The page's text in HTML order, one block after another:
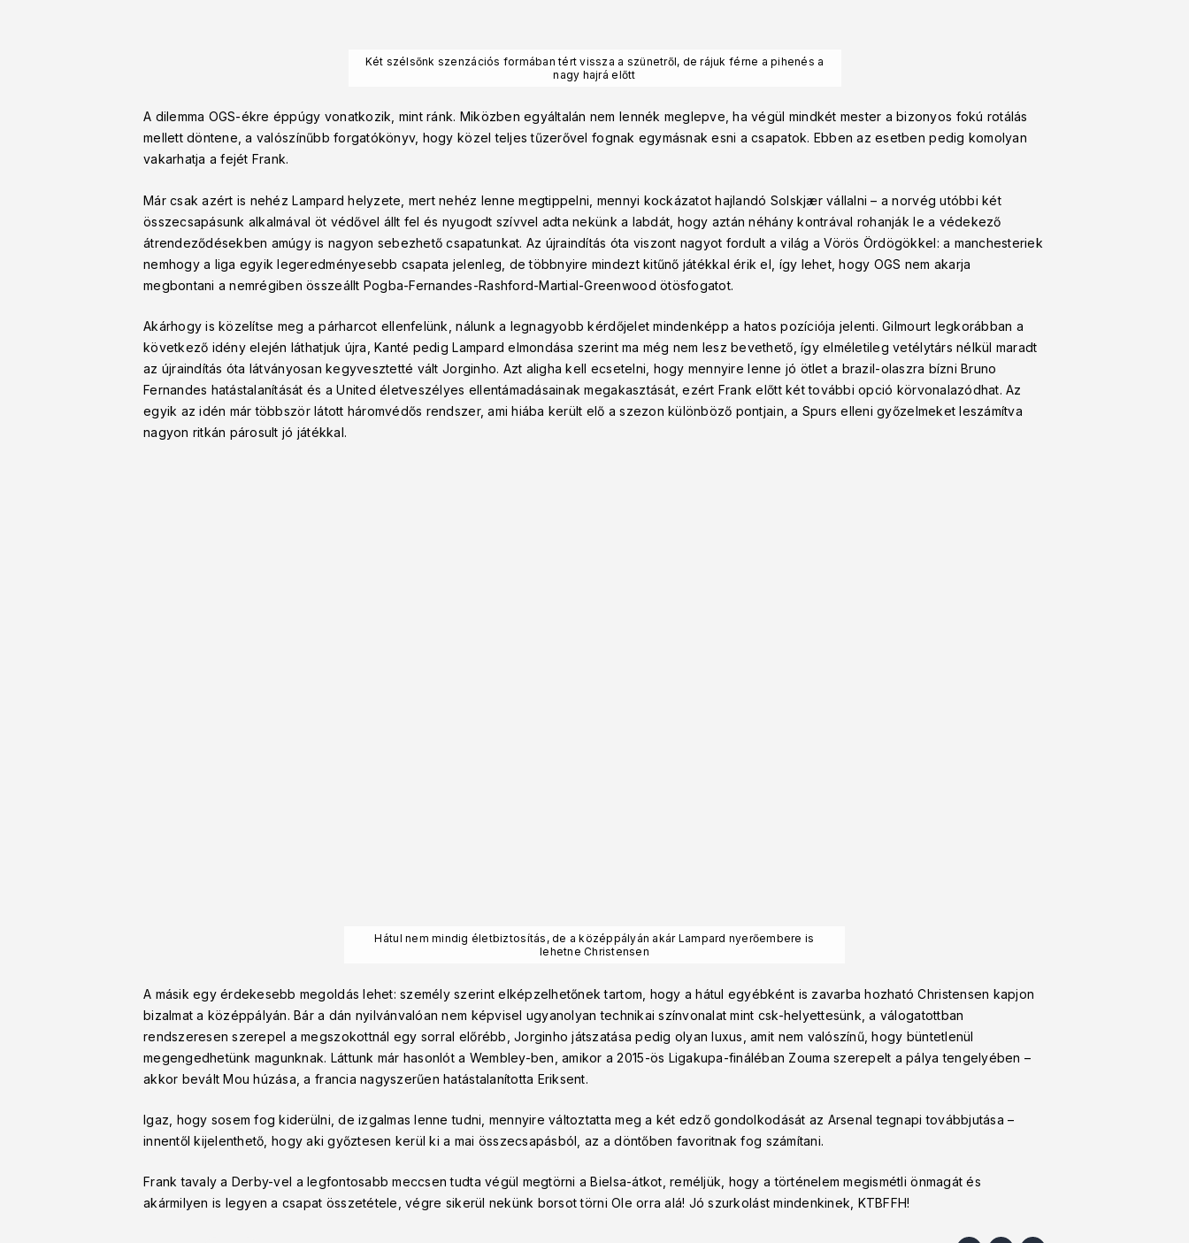
Két szélsőnk szenzációs formában tért vissza a szünetről, de rájuk férne a pihenés a
nagy hajrá előtt
A dilemma OGS-ékre éppúgy vonatkozik, mint ránk. Miközben egyáltalán nem lennék meglepve, ha végül mindkét mester a bizonyos fokú rotálás
mellett döntene, a valószínűbb forgatókönyv, hogy közel teljes tűzerővel fognak egymásnak esni a csapatok. Ebben az esetben pedig komolyan
vakarhatja a fejét Frank.
Már csak azért is nehéz Lampard helyzete, mert nehéz lenne megtippelni, mennyi kockázatot hajlandó Solskjær vállalni – a norvég utóbbi két
összecsapásunk alkalmával öt védővel állt fel és nyugodt szívvel adta nekünk a labdát, hogy aztán néhány kontrával rohanják le a védekező
átrendeződésekben amúgy is nagyon sebezhető csapatunkat. Az újraindítás óta viszont nagyot fordult a világ a Vörös Ördögökkel: a manchesteriek
nemhogy a liga egyik legeredményesebb csapata jelenleg, de többnyire mindezt kitűnő játékkal érik el, így lehet, hogy OGS nem akarja
megbontani a nemrégiben összeállt Pogba-Fernandes-Rashford-Martial-Greenwood ötösfogatot.
Akárhogy is közelítse meg a párharcot ellenfelünk, nálunk a legnagyobb kérdőjelet mindenképp a hatos pozíciója jelenti. Gilmourt legkorábban a
következő idény elején láthatjuk újra, Kanté pedig Lampard elmondása szerint ma még nem lesz bevethető, így elméletileg vetélytárs nélkül maradt
az újraindítás óta látványosan kegyvesztetté vált Jorginho. Azt aligha kell ecsetelni, hogy mennyire lenne jó ötlet a brazil-olaszra bízni Bruno
Fernandes hatástalanítását és a United életveszélyes ellentámadásainak megakasztását, ezért Frank előtt két további opció körvonalazódhat. Az
egyik az idén már többször látott háromvédős rendszer, ami hiába került elő a szezon különböző pontjain, a Spurs elleni győzelmeket leszámítva
nagyon ritkán párosult jó játékkal.
Hátul nem mindig életbiztosítás, de a középpályán akár Lampard nyerőembere is
lehetne Christensen
A másik egy érdekesebb megoldás lehet: személy szerint elképzelhetőnek tartom, hogy a hátul egyébként is zavarba hozható Christensen kapjon
bizalmat a középpályán. Bár a dán nyilvánvalóan nem képvisel ugyanolyan technikai színvonalat mint csk-helyettesünk, a válogatottban
rendszeresen szerepel a megszokottnál egy sorral előrébb, Jorginho játszatása pedig olyan luxus, amit nem valószínű, hogy büntetlenül
megengedhetünk magunknak. Láttunk már hasonlót a Wembley-ben, amikor a 2015-ös Ligakupa-fináléban Zouma szerepelt a pálya tengelyében –
akkor bevált Mou húzása, a francia nagyszerűen hatástalanította Eriksent.
Igaz, hogy sosem fog kiderülni, de izgalmas lenne tudni, mennyire változtatta meg a két edző gondolkodását az Arsenal tegnapi továbbjutása –
innentől kijelenthető, hogy aki győztesen kerül ki a mai összecsapásból, az a döntőben favoritnak fog számítani.
Frank tavaly a Derby-vel a legfontosabb meccsen tudta végül megtörni a Bielsa-átkot, reméljük, hogy a történelem megismétli önmagát és
akármilyen is legyen a csapat összetétele, végre sikerül nekünk borsot törni Ole orra alá! Jó szurkolást mindenkinek, KTBFFH!